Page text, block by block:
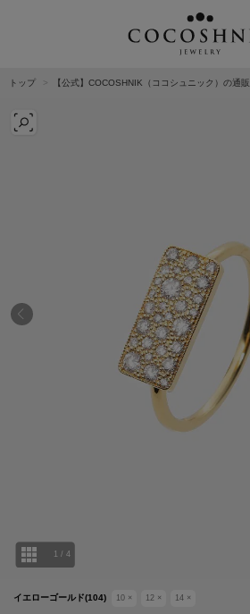
PEARL
トップ 【公式】COCOSHNIK（ココシュニック）の通販
イエローゴールド(104) 10 × 12 × 14 ×
1 / 4